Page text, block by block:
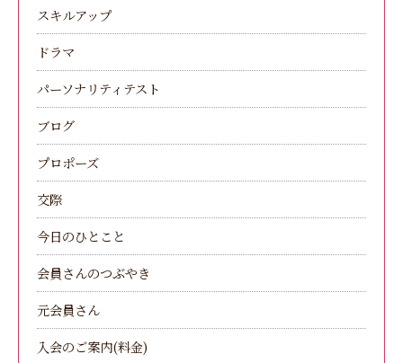
スキルアップ
ドラマ
パーソナリティテスト
ブログ
プロポーズ
交際
今日のひとこと
会員さんのつぶやき
元会員さん
入会のご案内(料金)